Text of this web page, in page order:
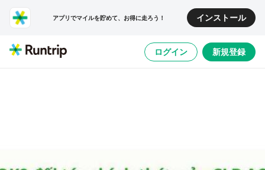
アプリでマイルを貯めて、お得に走ろう！ インストール
ログイン 新規登録